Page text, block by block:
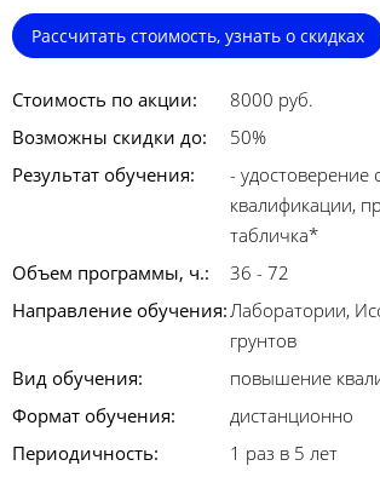
Рассчитать стоимость, узнать о скидках
Стоимость по акции:
8000 руб.
Возможны скидки до:
50%
Результат обучения:
-
квалификации,
табличка*
Объем программы, ч.:
36 - 72
Направление обучения:Лаборатории,
грунтов
Вид обучения:
повышение
Формат обучения:
дистанционно
Периодичность:
1 раз в 5 лет